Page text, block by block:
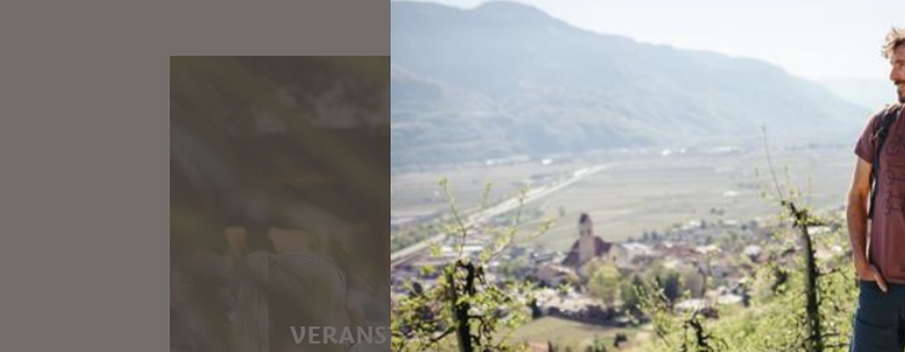
VERANSTALTUNGEN IN MARLING